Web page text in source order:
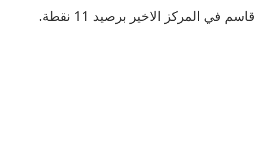
قاسم في المركز الاخير برصيد نقطة.